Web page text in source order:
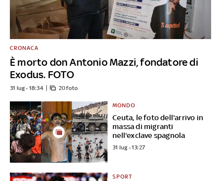
È morto don Antonio Mazzi, fondatore di
Exodus. FOTO
CRONACA
31 lug - 18:34 20 foto
Ceuta, le foto dell'arrivo in
massa di migranti
nell'exclave spagnola
MONDO
31 lug - 13:27
SPORT